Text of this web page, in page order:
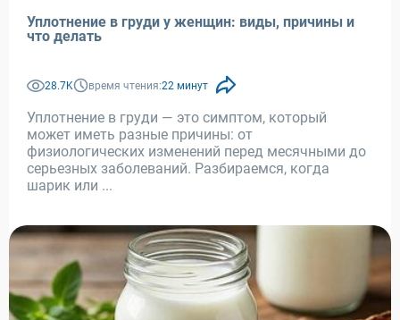
Уплотнение в груди у женщин: виды, причины и
что делать
28.7K время чтения:22 минут
Уплотнение в груди — это симптом, который
может иметь разные причины: от
физиологических изменений перед месячными до
серьезных заболеваний. Разбираемся, когда
шарик или ...